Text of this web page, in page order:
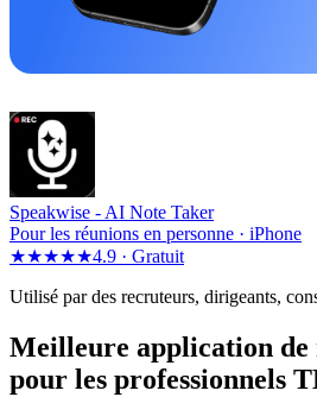
Speakwise - AI Note Taker
Pour les réunions en personne · iPhone
★★★★★4.9 · Gratuit
Utilisé par des recruteurs, dirigeants,
Meilleure application de
pour les professionnels